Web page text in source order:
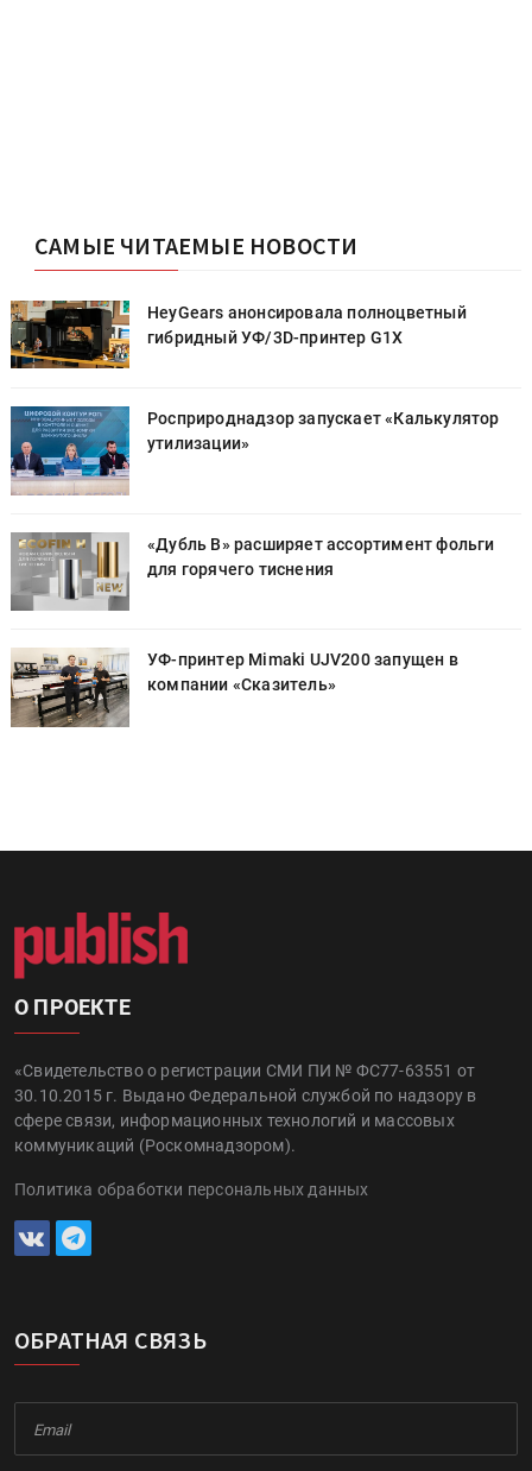
САМЫЕ ЧИТАЕМЫЕ НОВОСТИ
HeyGears анонсировала полноцветный
гибридный УФ/3D-принтер G1X
Росприроднадзор запускает «Калькулятор
утилизации»
«Дубль В» расширяет ассортимент фольги
для горячего тиснения
УФ-принтер Mimaki UJV200 запущен в
компании «Сказитель»
О ПРОЕКТЕ
«Свидетельство о регистрации СМИ ПИ № ФС77-63551 от
30.10.2015 г. Выдано Федеральной службой по надзору в
сфере связи, информационных технологий и массовых
коммуникаций (Роскомнадзором).
Политика обработки персональных данных
ОБРАТНАЯ СВЯЗЬ